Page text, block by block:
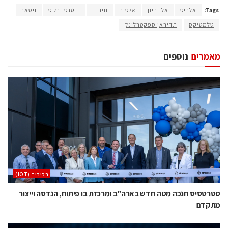
Tags: אלביט אלווריון אלטיר וויביון וייטנטוורקס
ויסאר
טלמטיקס
תדיראן ספקטרלינק
נוספים מאמרים
‫רכיבים‬ (IOT)
סטרטסיס חנכה מטה חדש בארה"ב ומרכזת בו פיתוח, הנדסה וייצור
מתקדם